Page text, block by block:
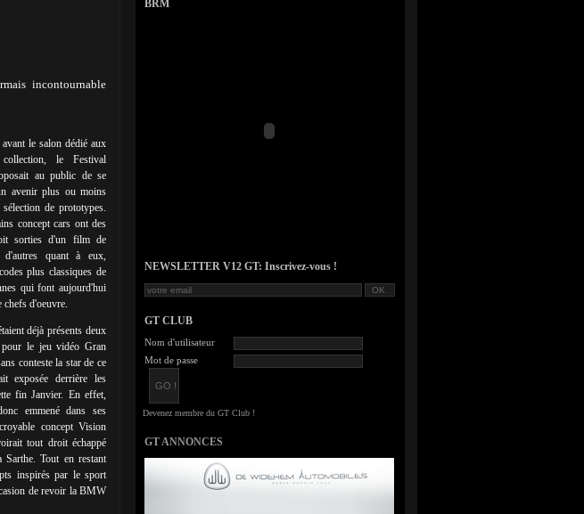
incontournable
le salon dédié aux
le Festival
au public de se
avenir plus ou moins
de prototypes.
concept cars ont des
sorties d'un film de
d'autres quant à eux,
plus classiques de
qui font aujourd'hui
chefs d'oeuvre.
déjà présents deux
pour le jeu vidéo Gran
conteste la star de ce
exposée derrière les
fin Janvier. En effet,
emmené dans ses
concept Vision
tout droit échappé
Tout en restant
inspirés par le sport
de revoir la BMW
BRM
NEWSLETTER V12 GT: Inscrivez-vous !
GT CLUB
Nom d'utilisateur
Mot de passe
GT ANNONCES